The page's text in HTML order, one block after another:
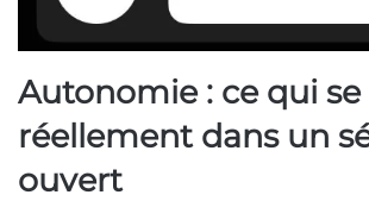
Autonomie : ce qui se
réellement dans un
ouvert